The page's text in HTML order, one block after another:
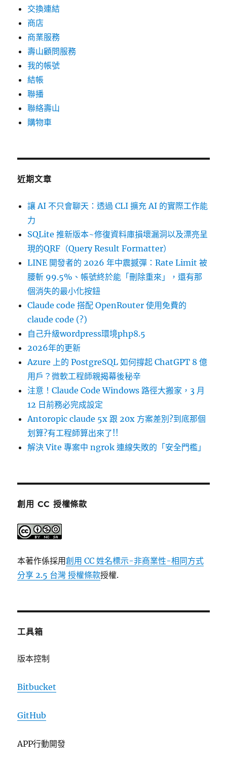
交換連結
商店
商業服務
壽山顧問服務
我的帳號
結帳
聯播
聯絡壽山
購物車
近期文章
讓 AI 不只會聊天：透過 CLI 擴充 AI 的實際工作能
力
SQLite 推新版本~修復資料庫損壞漏洞以及漂亮呈
現的QRF（Query Result Formatter）
LINE 開發者的 2026 年中震撼彈：Rate Limit 被
腰斬 99.5%、帳號終於能「刪除重來」，還有那
個消失的最小化按鈕
Claude code 搭配 OpenRouter 使用免費的
claude code (?)
自己升級wordpress環境php8.5
2026年的更新
Azure 上的 PostgreSQL 如何撐起 ChatGPT 8 億
用戶？微軟工程師親揭幕後秘辛
注意！Claude Code Windows 路徑大搬家，3 月
12 日前務必完成設定
Antoropic claude 5x 跟 20x 方案差別?到底那個
划算?有工程師算出來了!!
解決 Vite 專案中 ngrok 連線失敗的「安全門檻」
創用 CC 授權條款
本著作係採用創用 CC 姓名標示-非商業性-相同方式
分享 2.5 台灣 授權條款授權.
工具箱
版本控制
Bitbucket
GitHub
APP行動開發